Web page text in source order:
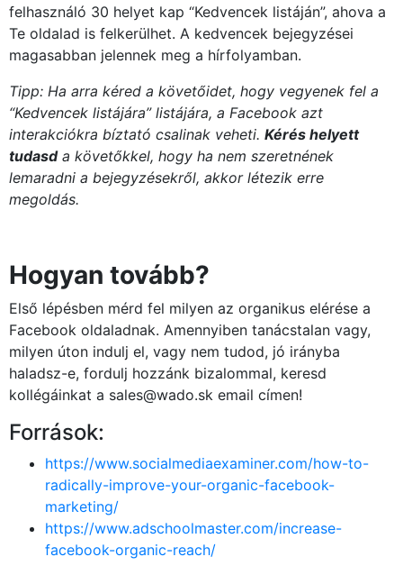
felhasználó 30 helyet kap “Kedvencek listáján”, ahova a
Te oldalad is felkerülhet. A kedvencek bejegyzései
magasabban jelennek meg a hírfolyamban.
Tipp: Ha arra kéred a követőidet, hogy vegyenek fel a
“Kedvencek listájára” listájára, a Facebook azt
interakciókra bíztató csalinak veheti. Kérés helyett
tudasda követőkkel, hogy ha nem szeretnének
lemaradni a bejegyzésekről, akkor létezik erre
megoldás.
Hogyan tovább?
Első lépésben mérd fel milyen az organikus elérése a
Facebook oldaladnak. Amennyiben tanácstalan vagy,
milyen úton indulj el, vagy nem tudod, jó irányba
haladsz-e, fordulj hozzánk bizalommal, keresd
kollégáinkat a sales@wado.sk email címen!
Források:
https://www.socialmediaexaminer.com/how-to-
radically-improve-your-organic-facebook-
marketing/
https://www.adschoolmaster.com/increase-
facebook-organic-reach/